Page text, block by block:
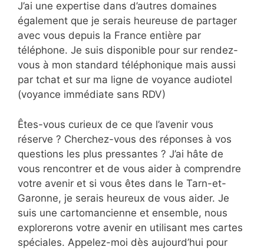
J’ai une expertise dans d’autres domaines
également que je serais heureuse de partager
avec vous depuis la France entière par
téléphone. Je suis disponible pour sur rendez-
vous à mon standard téléphonique mais aussi
par tchat et sur ma ligne de voyance audiotel
(voyance immédiate sans RDV)
Êtes-vous curieux de ce que l’avenir vous
réserve ? Cherchez-vous des réponses à vos
questions les plus pressantes ? J’ai hâte de
vous rencontrer et de vous aider à comprendre
votre avenir et si vous êtes dans le Tarn-et-
Garonne, je serais heureux de vous aider. Je
suis une cartomancienne et ensemble, nous
explorerons votre avenir en utilisant mes cartes
spéciales. Appelez-moi dès aujourd’hui pour